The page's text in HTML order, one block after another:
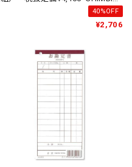
40%OFF
¥2,706